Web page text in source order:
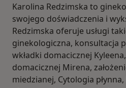
Karolina Redzimska to
swojego doświadczenia i
Redzimska oferuje usługi
ginekologiczna, konsultacja
wkładki domacicznej
domacicznej Mirena,
miedzianej, Cytologia płynna,